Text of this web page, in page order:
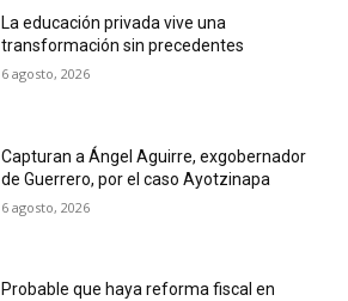
La educación privada vive una
transformación sin precedentes
6 agosto, 2026
Capturan a Ángel Aguirre, exgobernador
de Guerrero, por el caso Ayotzinapa
6 agosto, 2026
Probable que haya reforma fiscal en